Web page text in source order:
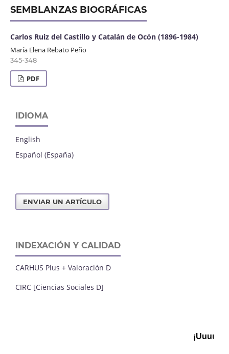
SEMBLANZAS BIOGRÁFICAS
Carlos Ruiz del Castillo y Catalán de Ocón (1896-1984)
María Elena Rebato Peño
345-348
PDF
IDIOMA
English
Español (España)
ENVIAR UN ARTÍCULO
INDEXACIÓN Y CALIDAD
CARHUS Plus + Valoración D
CIRC [Ciencias Sociales D]